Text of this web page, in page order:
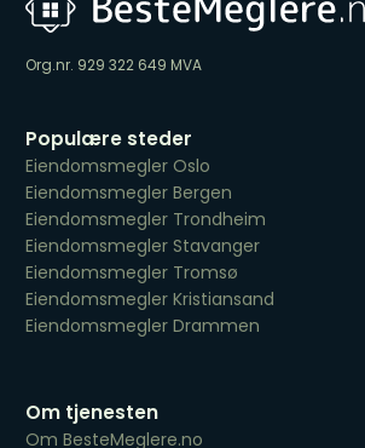
Org.nr. 929 322 649 MVA
Populære steder
Eiendomsmegler Oslo
Eiendomsmegler Bergen
Eiendomsmegler Trondheim
Eiendomsmegler Stavanger
Eiendomsmegler Tromsø
Eiendomsmegler Kristiansand
Eiendomsmegler Drammen
Om tjenesten
Om BesteMeglere.no